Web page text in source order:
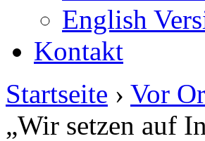
English
Kontakt
Startseite › Vor
„Wir setzen auf